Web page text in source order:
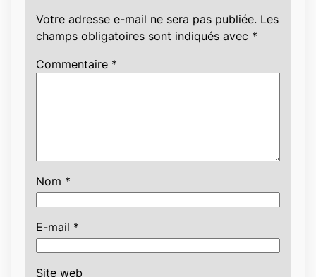
Votre adresse e-mail ne sera pas publiée. Les
champs obligatoires sont indiqués avec *
Commentaire *
Nom *
E-mail *
Site web